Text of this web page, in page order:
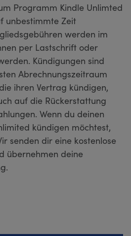
Programm Kindle Unlimted
unbestimmte Zeit
werden im
per Lastschrift oder
Kündigungen sind
Abrechnungszeitraum
ihren Vertrag kündigen,
auf die Rückerstattung
Wenn du deinen
kündigen möchtest,
senden dir eine kostenlose
übernehmen deine